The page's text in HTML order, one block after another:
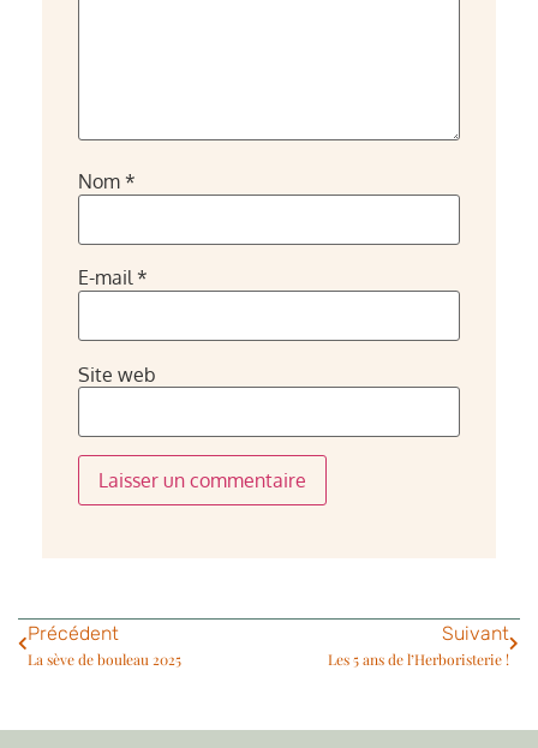
Nom *
E-mail*
Site web
Précédent
La sève de bouleau 2025
Suivant
Les 5 ans de l’Herboristerie !